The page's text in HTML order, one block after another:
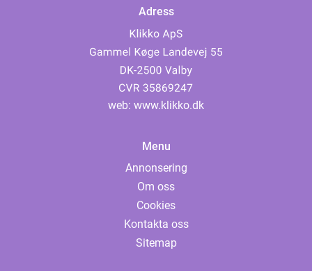
Adress
web: www.klikko.dk
Menu
Annonsering
Om oss
Cookies
Kontakta oss
Sitemap